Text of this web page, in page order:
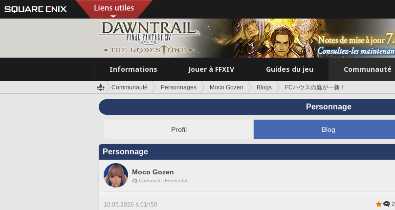
Informations Jouer à FFXIV Guides du jeu Communauté
Communauté Personnages Moco Gozen Blogs FCハウスの庭が一新！
Personnage
Profil Blog
Personnage
Moco Gozen
Carbuncle [Elemental]
10.05.2026 à 01h50 2